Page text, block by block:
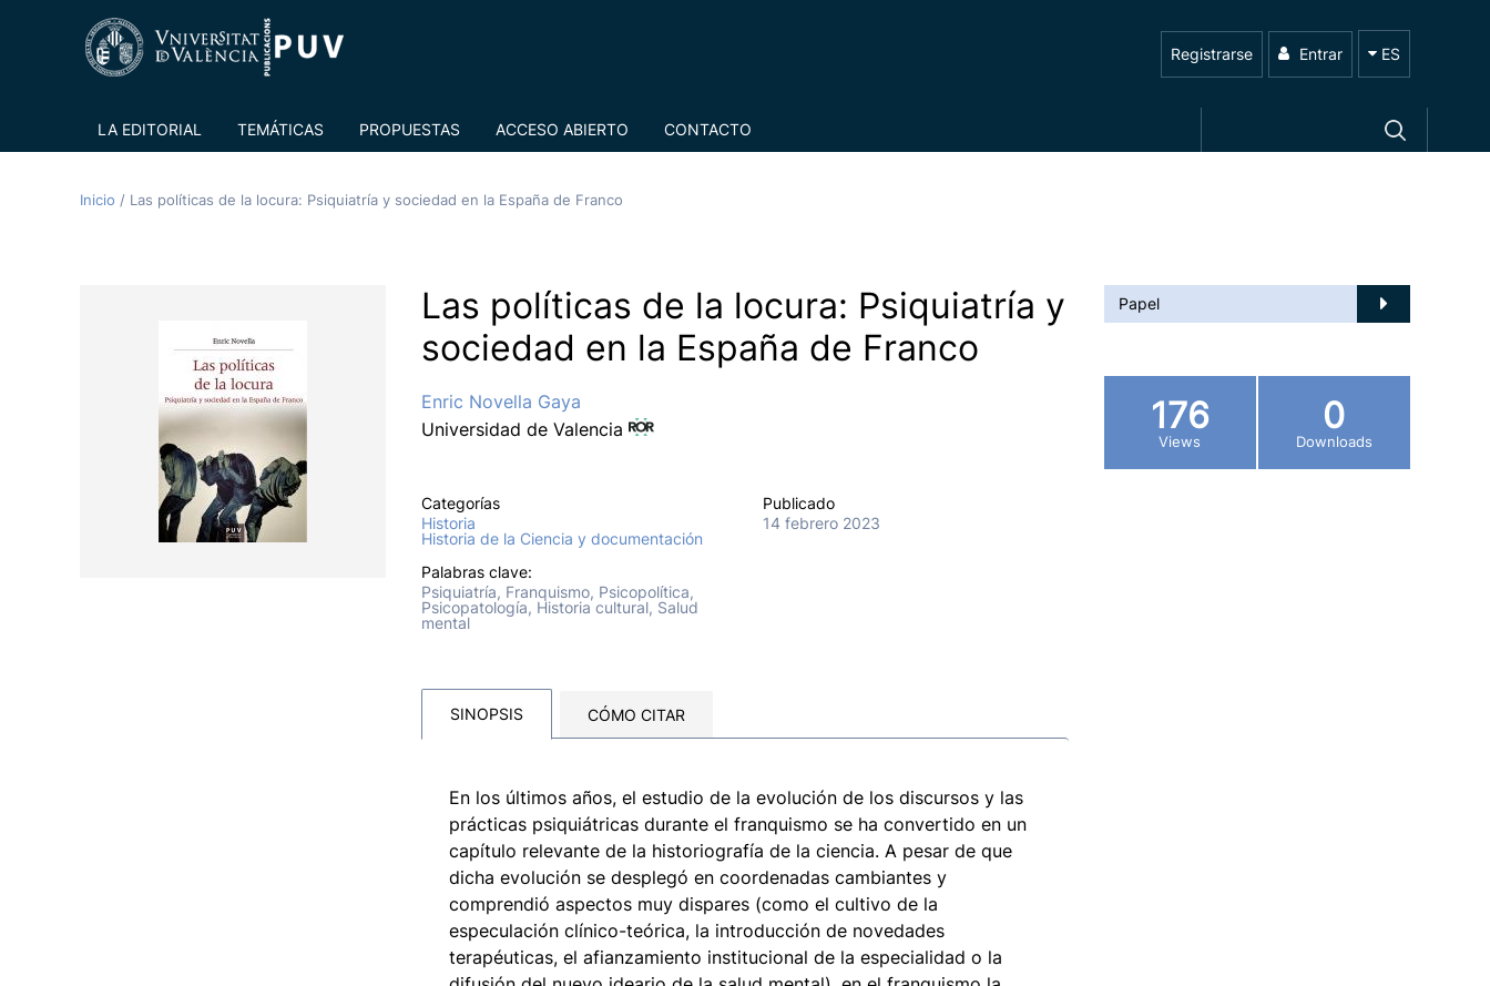
Registrarse Entrar ES
LA EDITORIAL TEMÁTICAS PROPUESTAS ACCESO ABIERTO CONTACTO
Inicio / Las políticas de la locura: Psiquiatría y sociedad en la España de Franco
Las políticas de la locura: Psiquiatría y
sociedad en la España de Franco
Enric Novella Gaya
Universidad de Valencia
Categorías
Historia
Historia de la Ciencia y documentación
Palabras clave:
Psiquiatría, Franquismo, Psicopolítica,
Psicopatología, Historia cultural, Salud
mental
Publicado
14 febrero 2023
SINOPSIS CÓMO CITAR
En los últimos años, el estudio de la evolución de los discursos y las
prácticas psiquiátricas durante el franquismo se ha convertido en un
capítulo relevante de la historiografía de la ciencia. A pesar de que
dicha evolución se desplegó en coordenadas cambiantes y
comprendió aspectos muy dispares (como el cultivo de la
especulación clínico-teórica, la introducción de novedades
terapéuticas, el afianzamiento institucional de la especialidad o la
Papel
176
Views
0
Downloads